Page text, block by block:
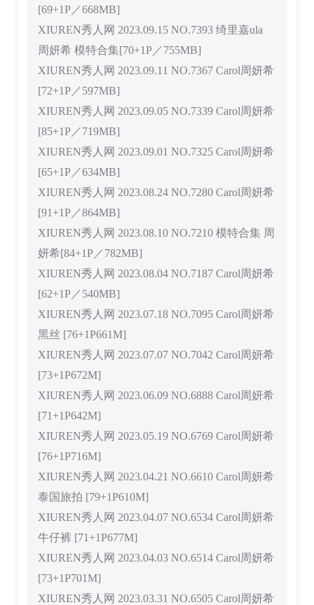
[69+1P／668MB]
XIUREN秀人网 2023.09.15 NO.7393 绮里嘉ula
周妍希 模特合集[70+1P／755MB]
XIUREN秀人网 2023.09.11 NO.7367 Carol周妍希
[72+1P／597MB]
XIUREN秀人网 2023.09.05 NO.7339 Carol周妍希
[85+1P／719MB]
XIUREN秀人网 2023.09.01 NO.7325 Carol周妍希
[65+1P／634MB]
XIUREN秀人网 2023.08.24 NO.7280 Carol周妍希
[91+1P／864MB]
XIUREN秀人网 2023.08.10 NO.7210 模特合集 周
妍希[84+1P／782MB]
XIUREN秀人网 2023.08.04 NO.7187 Carol周妍希
[62+1P／540MB]
XIUREN秀人网 2023.07.18 NO.7095 Carol周妍希
黑丝 [76+1P661M]
XIUREN秀人网 2023.07.07 NO.7042 Carol周妍希
[73+1P672M]
XIUREN秀人网 2023.06.09 NO.6888 Carol周妍希
[71+1P642M]
XIUREN秀人网 2023.05.19 NO.6769 Carol周妍希
[76+1P716M]
XIUREN秀人网 2023.04.21 NO.6610 Carol周妍希
泰国旅拍 [79+1P610M]
XIUREN秀人网 2023.04.07 NO.6534 Carol周妍希
牛仔裤 [71+1P677M]
XIUREN秀人网 2023.04.03 NO.6514 Carol周妍希
[73+1P701M]
XIUREN秀人网 2023.03.31 NO.6505 Carol周妍希